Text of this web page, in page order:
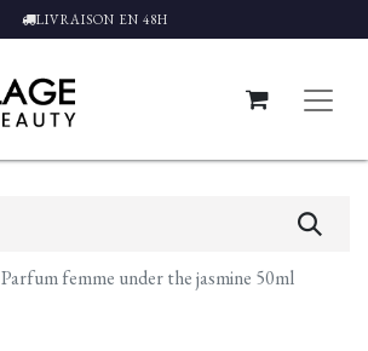
LIVRAISON EN 48H
Parfum femme under the jasmine 50ml